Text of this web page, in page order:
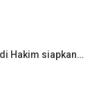
Hakim siapkan…